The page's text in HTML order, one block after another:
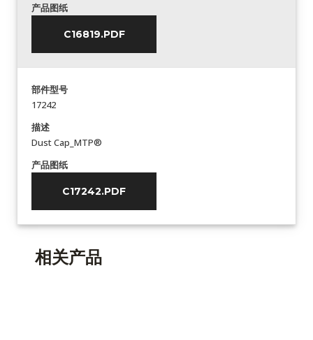
产品图纸
C16819.PDF
部件型号
17242
描述
Dust Cap_MTP®
产品图纸
C17242.PDF
相关产品